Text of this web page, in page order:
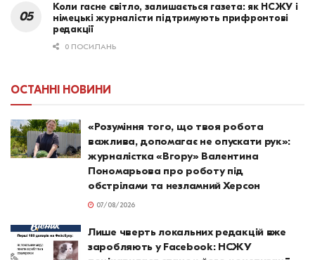
Коли гасне світло, залишається газета: як НСЖУ і
німецькі журналісти підтримують прифронтові
редакції
0 ПОСИЛАНЬ
ОСТАННІ НОВИНИ
«Розуміння того, що твоя робота
важлива, допомагає не опускати рук»:
журналістка «Вгору» Валентина
Пономарьова про роботу під
обстрілами та незламний Херсон
07/08/2026
Лише чверть локальних редакцій вже
заробляють у Facebook: НСЖУ